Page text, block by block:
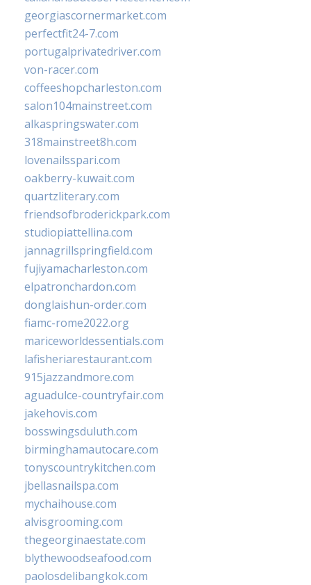
georgiascornermarket.com
perfectfit24-7.com
portugalprivatedriver.com
von-racer.com
coffeeshopcharleston.com
salon104mainstreet.com
alkaspringswater.com
318mainstreet8h.com
lovenailsspari.com
oakberry-kuwait.com
quartzliterary.com
friendsofbroderickpark.com
studiopiattellina.com
jannagrillspringfield.com
fujiyamacharleston.com
elpatronchardon.com
donglaishun-order.com
fiamc-rome2022.org
mariceworldessentials.com
lafisheriarestaurant.com
915jazzandmore.com
aguadulce-countryfair.com
jakehovis.com
bosswingsduluth.com
birminghamautocare.com
tonyscountrykitchen.com
jbellasnailspa.com
mychaihouse.com
alvisgrooming.com
thegeorginaestate.com
blythewoodseafood.com
paolosdelibangkok.com